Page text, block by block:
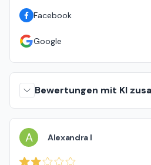
Facebook
Google
Bewertungen mit KI
A Alexandra I